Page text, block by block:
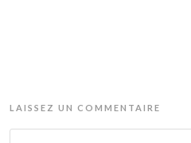
LAISSEZ UN COMMENTAIRE